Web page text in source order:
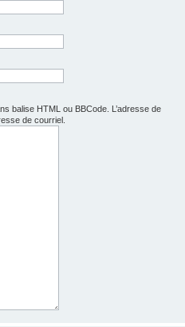
balise HTML ou BBCode. L’adresse de
de courriel.